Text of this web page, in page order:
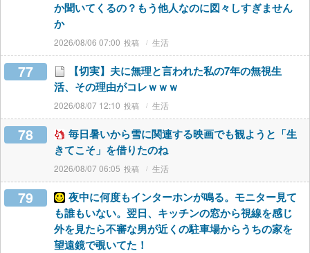
か聞いてくるの？もう他人なのに図々しすぎません
か
2026/08/06 07:00 生活
77
【切実】夫に無理と言われた私の7年の無視生
活、その理由がコレｗｗｗ
2026/08/07 12:10 生活
78
毎日暑いから雪に関連する映画でも観ようと「生
きてこそ」を借りたのね
2026/08/07 06:05 生活
79
夜中に何度もインターホンが鳴る。モニター見て
も誰もいない。翌日、キッチンの窓から視線を感じ
外を見たら不審な男が近くの駐車場からうちの家を
望遠鏡で覗いてた！